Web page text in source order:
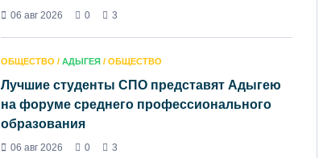
06 авг 2026 0 3
ОБЩЕСТВО / АДЫГЕЯ / ОБЩЕСТВО
Лучшие студенты СПО представят Адыгею
на форуме среднего профессионального
образования
06 авг 2026 0 3